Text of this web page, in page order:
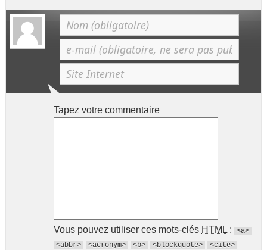
Tapez votre commentaire
Vous pouvez utiliser ces mots-clés HTML:
<a>
<abbr>
<acronym> <b> <blockquote>
<cite>